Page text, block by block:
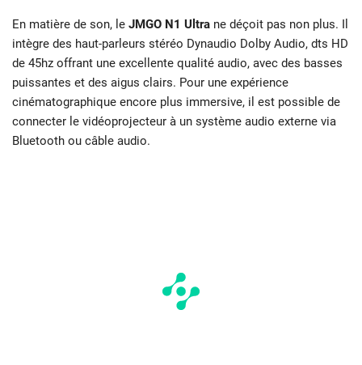
En matière de son, le JMGO N1 Ultra ne déçoit pas non plus. Il
intègre des haut-parleurs stéréo Dynaudio Dolby Audio, dts HD
de 45hz offrant une excellente qualité audio, avec des basses
puissantes et des aigus clairs. Pour une expérience
cinématographique encore plus immersive, il est possible de
connecter le vidéoprojecteur à un système audio externe via
Bluetooth ou câble audio.